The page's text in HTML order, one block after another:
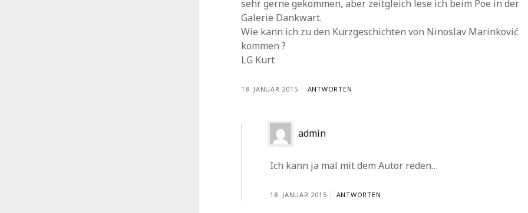
sehr gerne gekommen, aber zeitgleich lese ich beim Poe in der
Galerie Dankwart.
Wie kann ich zu den Kurzgeschichten von Ninoslav Marinković
kommen ?
LG Kurt
18. JANUAR 2015 ANTWORTEN
admin
Ich kann ja mal mit dem Autor reden…
18. JANUAR 2015 ANTWORTEN